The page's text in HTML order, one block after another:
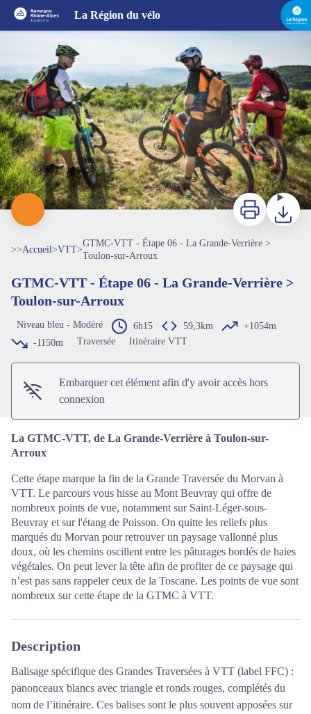
La Région du vélo
GTMC-VTT - Étape 06 - La Grande-Verrière > Toulon-sur-Arroux
Sur la GTMC-VTT - Olivier Octobre / GTMC-VTT
Voir l'image en plein écran
Imprimer
>>Accueil>VTT>
GTMC-VTT - Étape 06 - La Grande-Verrière >
Toulon-sur-Arroux
GTMC-VTT - Étape 06 - La Grande-Verrière >
Toulon-sur-Arroux
Niveau bleu - Modéré 6h15 59,3km
+1054m
-1150m
Traversée Itinéraire VTT
Embarquer cet élément afin d'y avoir accès hors
connexion
La GTMC-VTT, de La Grande-Verrière à Toulon-sur-
Arroux
Cette étape marque la fin de la Grande Traversée du Morvan à
VTT. Le parcours vous hisse au Mont Beuvray qui offre de
nombreux points de vue, notamment sur Saint-Léger-sous-
Beuvray et sur l'étang de Poisson. On quitte les reliefs plus
marqués du Morvan pour retrouver un paysage vallonné plus
doux, où les chemins oscillent entre les pâturages bordés de haies
végétales. On peut lever la tête afin de profiter de ce paysage qui
n’est pas sans rappeler ceux de la Toscane. Les points de vue sont
nombreux sur cette étape de la GTMC à VTT.
Description
Balisage spécifique des Grandes Traversées à VTT (label FFC) :
panonceaux blancs avec triangle et ronds rouges, complétés du
nom de l’itinéraire. Ces balises sont le plus souvent apposées sur